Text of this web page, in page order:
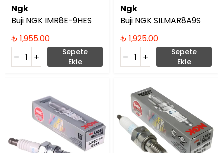
Ngk
Buji NGK IMR8E-9HES
₺ 1,955.00
Sepete
Ekle
Ngk
Buji NGK SILMAR8A9S
₺ 1,925.00
Sepete
Ekle